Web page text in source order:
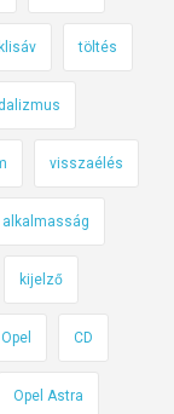
töltés
visszaélés
kijelző
Opel CD
Opel Astra